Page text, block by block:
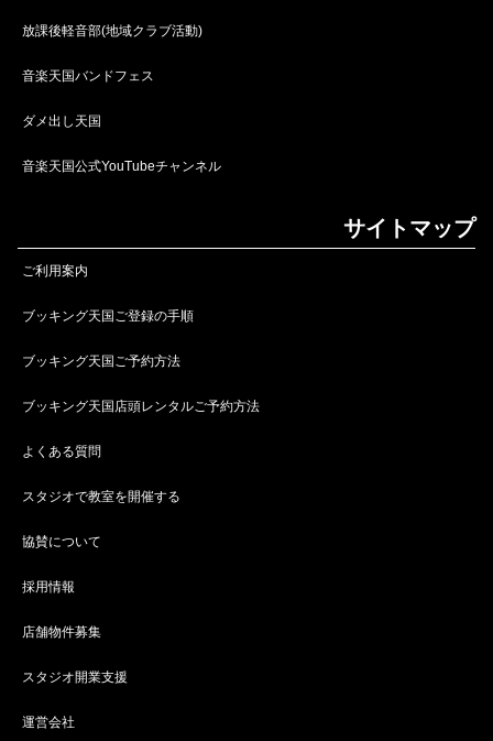
放課後軽音部(地域クラブ活動)
音楽天国バンドフェス
ダメ出し天国
音楽天国公式YouTubeチャンネル
サイトマップ
ご利用案内
ブッキング天国ご登録の手順
ブッキング天国ご予約方法
ブッキング天国店頭レンタルご予約方法
よくある質問
スタジオで教室を開催する
協賛について
採用情報
店舗物件募集
スタジオ開業支援
運営会社